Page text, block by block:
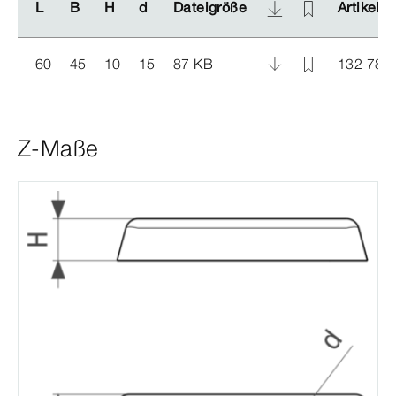
L B H d Dateigröße Artikel
L B H d Dateigröße Artikel
60 45 10 15 87 KB 132 781
Z-Maße